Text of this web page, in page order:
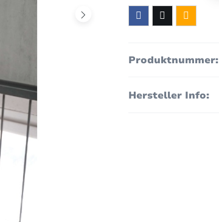
Produktnummer:
Hersteller Info: